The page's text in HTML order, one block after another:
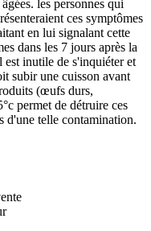
les personnes qui
ces symptômes
en lui signalant cette
dans les 7 jours après la
est inutile de s'inquiéter et
subir une cuisson avant
(œufs durs,
permet de détruire ces
d'une telle contamination.